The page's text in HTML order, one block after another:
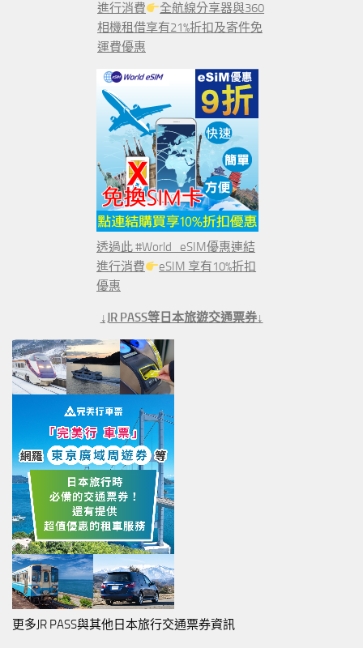
進行消費
全航線分享器與360
相機租借享有21%折扣及寄件免
運費優惠
透過此 #World_eSIM優惠連結
進行消費
eSIM 享有10%折扣
優惠
↓JR PASS等日本旅遊交通票券↓
更多JR PASS與其他日本旅行交通票券資訊